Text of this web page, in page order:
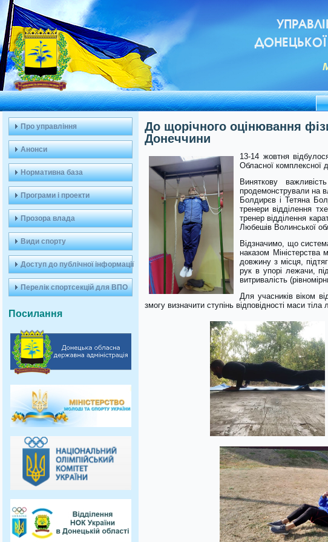
Про управління
Анонси
Нормативна база
Програми і проекти
Прозора влада
Види спорту
Доступ до публічної інформації
Перелік спортсекцій для ВПО
Посилання
До щорічного оцінювання
Донеччини
13-14 жовтня
Обласної комплексної
Виняткову
продемонстрували на
Болдирєв і Тетяна
тренери відділення
тренер відділення
Любешів Волинської
Відзначимо, що
наказом Міністерства
довжину з місця,
рук в упорі лежачи,
витривалість
Для учасників віком
змогу визначити ступінь відповідності маси